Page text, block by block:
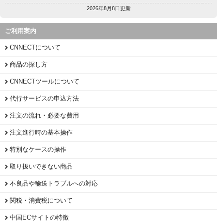
2026年8月8日更新
ご利用案内
CNNECTについて
商品の探し方
CNNECTツールについて
代行サービスの申込方法
注文の流れ・必要な費用
注文進行時の基本操作
特別なケースの操作
取り扱いできない商品
不良品や輸送トラブルへの対応
関税・消費税について
中国ECサイトの特徴